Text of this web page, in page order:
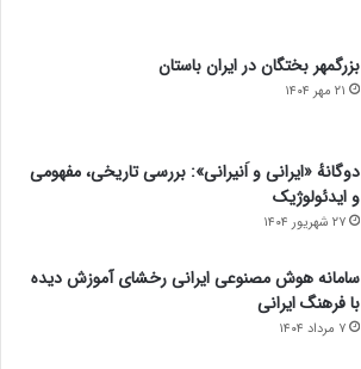
بزرگمهر بختگان در ایران باستان
۲۱ مهر ۱۴۰۴
دوگانهٔ «ایرانی و اَنیرانی»: بررسی تاریخی، مفهومی
و ایدئولوژیک
۲۷ شهریور ۱۴۰۴
سامانه هوش مصنوعی ایرانی رخشای آموزش دیده
با فرهنگ ایرانی
۷ مرداد ۱۴۰۴